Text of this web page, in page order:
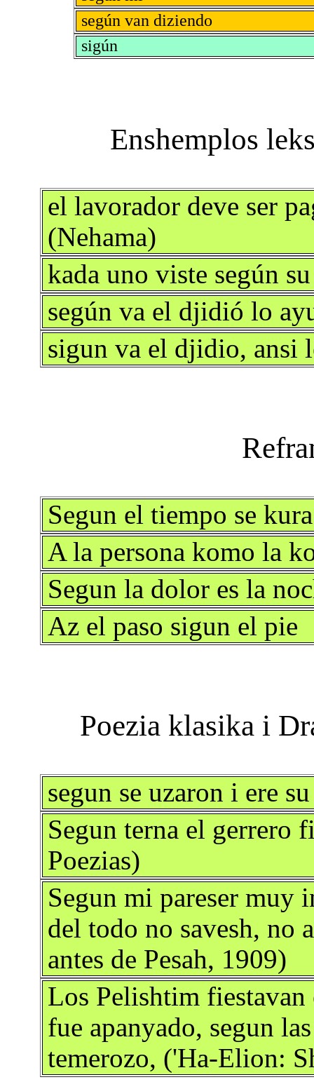
según van diziendo
sigún
el lavorador deve ser
(Nehama)
kada uno viste según
según va el djidió lo
sigun va el djidio, ansi
Segun el tiempo se
A la persona komo la
Segun la dolor es la
Az el paso sigun el pie
segun se uzaron i ere
Segun terna el gerrero
Poezias)
Segun mi pareser muy
del todo no savesh, no
antes de Pesah, 1909)
Los Pelishtim fiestavan
fue apanyado, segun
temerozo, ('Ha-Elion: